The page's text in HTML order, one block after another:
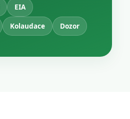
EIA
Kolaudace Dozor